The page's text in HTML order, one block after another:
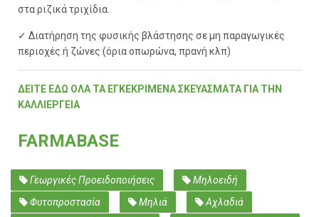
στα ριζικά τριχίδια.
✓ Διατήρηση της φυσικής βλάστησης σε μη παραγωγικές
περιοχές ή ζώνες (όρια οπωρώνα, πρανή κλπ)
ΔΕΙΤΕ ΕΔΩ ΟΛΑ ΤΑ ΕΓΚΕΚΡΙΜΕΝΑ ΣΚΕΥΑΣΜΑΤΑ ΓΙΑ ΤΗΝ
ΚΑΛΛΙΕΡΓΕΙΑ
FARMABASE
Γεωργικές Προειδοποιήσεις
Μηλοειδή
Φυτοπροστασία
Μηλιά
Αχλαδιά